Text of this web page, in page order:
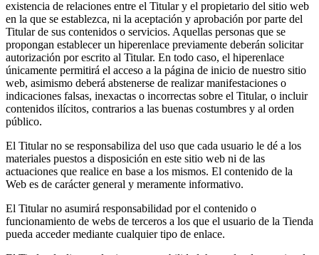
existencia de relaciones entre el Titular y el propietario del sitio web
en la que se establezca, ni la aceptación y aprobación por parte del
Titular de sus contenidos o servicios. Aquellas personas que se
propongan establecer un hiperenlace previamente deberán solicitar
autorización por escrito al Titular. En todo caso, el hiperenlace
únicamente permitirá el acceso a la página de inicio de nuestro sitio
web, asimismo deberá abstenerse de realizar manifestaciones o
indicaciones falsas, inexactas o incorrectas sobre el Titular, o incluir
contenidos ilícitos, contrarios a las buenas costumbres y al orden
público.
El Titular no se responsabiliza del uso que cada usuario le dé a los
materiales puestos a disposición en este sitio web ni de las
actuaciones que realice en base a los mismos. El contenido de la
Web es de carácter general y meramente informativo.
El Titular no asumirá responsabilidad por el contenido o
funcionamiento de webs de terceros a los que el usuario de la Tienda
pueda acceder mediante cualquier tipo de enlace.